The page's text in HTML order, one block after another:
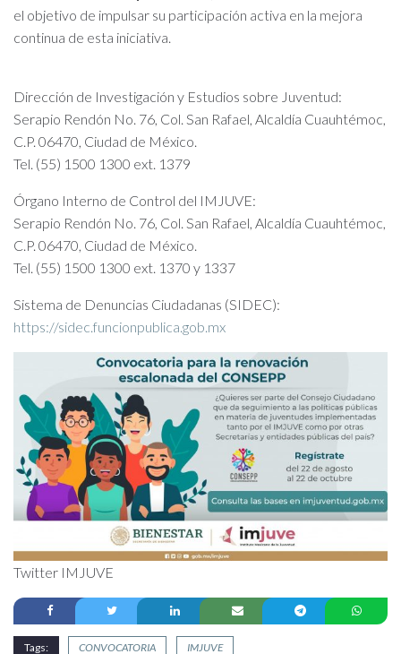
el objetivo de impulsar su participación activa en la mejora
continua de esta iniciativa.
Dirección de Investigación y Estudios sobre Juventud:
Serapio Rendón No. 76, Col. San Rafael, Alcaldía Cuauhtémoc,
C.P. 06470, Ciudad de México.
Tel. (55) 1500 1300 ext. 1379
Órgano Interno de Control del IMJUVE:
Serapio Rendón No. 76, Col. San Rafael, Alcaldía Cuauhtémoc,
C.P. 06470, Ciudad de México.
Tel. (55) 1500 1300 ext. 1370 y 1337
Sistema de Denuncias Ciudadanas (SIDEC):
https://sidec.funcionpublica.gob.mx
Twitter IMJUVE
Tags: CONVOCATORIA IMJUVE